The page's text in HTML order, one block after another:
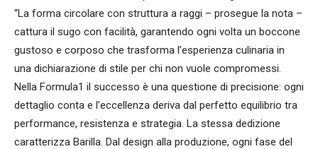
“La forma circolare con struttura a raggi – prosegue la nota –
cattura il sugo con facilità, garantendo ogni volta un boccone
gustoso e corposo che trasforma l’esperienza culinaria in
una dichiarazione di stile per chi non vuole compromessi.
Nella Formula1 il successo è una questione di precisione: ogni
dettaglio conta e l’eccellenza deriva dal perfetto equilibrio tra
performance, resistenza e strategia. La stessa dedizione
caratterizza Barilla. Dal design alla produzione, ogni fase del